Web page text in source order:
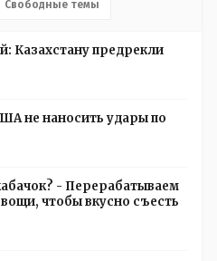
Свободные темы
Казахстану предрекли
не наносить удары по
- Перерабатываем
чтобы вкусно съесть